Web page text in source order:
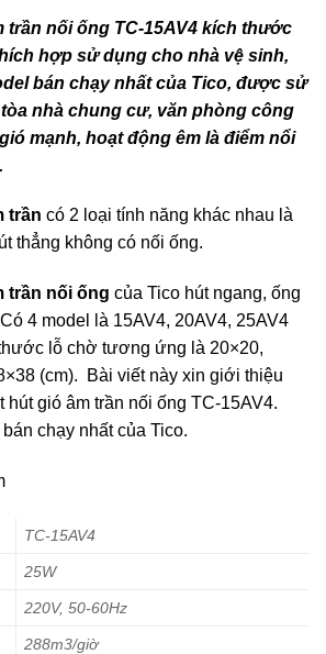
trần nối ống TC-15AV4 kích thước
hợp sử dụng cho nhà vệ sinh,
bán chạy nhất của Tico, được sử
nhà chung cư, văn phòng công
mạnh, hoạt động êm là điểm nổi
trần có 2 loại tính năng khác nhau là
thẳng không có nối ống.
trần nối ống của Tico hút ngang, ống
4 model là 15AV4, 20AV4, 25AV4
lỗ chờ tương ứng là 20×20,
(cm). Bài viết này xin giới thiệu
hút gió âm trần nối ống TC-15AV4.
chạy nhất của Tico.
TC-15AV4
25W
220V, 50-60Hz
288m3/giờ